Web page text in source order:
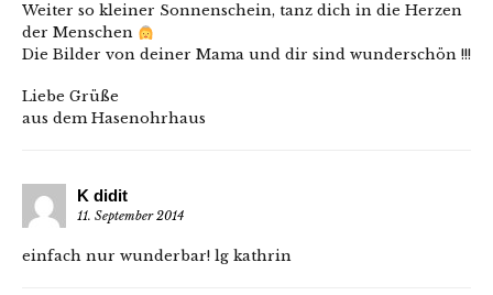
Weiter so kleiner Sonnenschein, tanz dich in die Herzen
der Menschen
Die Bilder von deiner Mama und dir sind wunderschön !!!
Liebe Grüße
aus dem Hasenohrhaus
K didit
11. September 2014
einfach nur wunderbar! lg kathrin